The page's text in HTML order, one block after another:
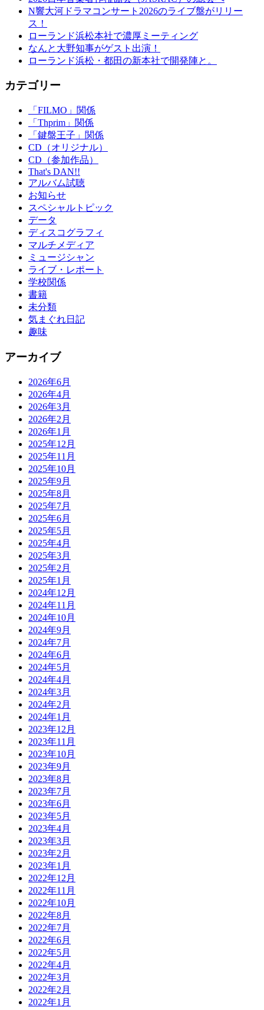
N響大河ドラマコンサート2026のライブ盤がリリー
ス！
ローランド浜松本社で濃厚ミーティング
なんと大野知事がゲスト出演！
ローランド浜松・都田の新本社で開発陣と。
カテゴリー
「FILMO」関係
「Thprim」関係
「鍵盤王子」関係
CD（オリジナル）
CD（参加作品）
That's DAN!!
アルバム試聴
お知らせ
スペシャルトピック
データ
ディスコグラフィ
マルチメディア
ミュージシャン
ライブ・レポート
学校関係
書籍
未分類
気まぐれ日記
趣味
アーカイブ
2026年6月
2026年4月
2026年3月
2026年2月
2026年1月
2025年12月
2025年11月
2025年10月
2025年9月
2025年8月
2025年7月
2025年6月
2025年5月
2025年4月
2025年3月
2025年2月
2025年1月
2024年12月
2024年11月
2024年10月
2024年9月
2024年7月
2024年6月
2024年5月
2024年4月
2024年3月
2024年2月
2024年1月
2023年12月
2023年11月
2023年10月
2023年9月
2023年8月
2023年7月
2023年6月
2023年5月
2023年4月
2023年3月
2023年2月
2023年1月
2022年12月
2022年11月
2022年10月
2022年8月
2022年7月
2022年6月
2022年5月
2022年4月
2022年3月
2022年2月
2022年1月